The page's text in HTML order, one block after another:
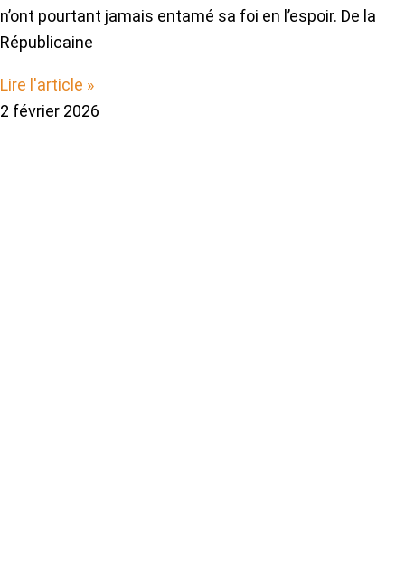
n’ont pourtant jamais entamé sa foi en l’espoir. De la
Républicaine
Lire l'article »
2 février 2026